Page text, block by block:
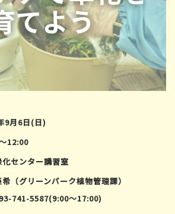
9月6日(日)
12:00
センター講習室
（グリーンパーク植物管理課）
741-5587(9:00～17:00)